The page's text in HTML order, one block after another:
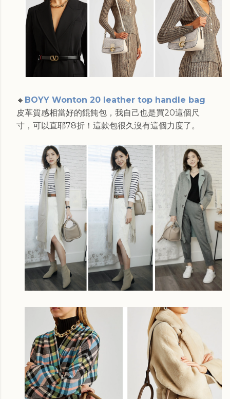
🔸 BOYY Wonton 20 leather top handle bag
皮革質感相當好的餛飩包，我自己也是買20這個尺
寸，可以直耶78折！這款包很久沒有這個力度了。